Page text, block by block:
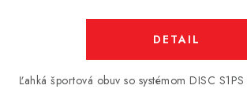
DETAIL
Ľahká športová obuv so systémom DISC